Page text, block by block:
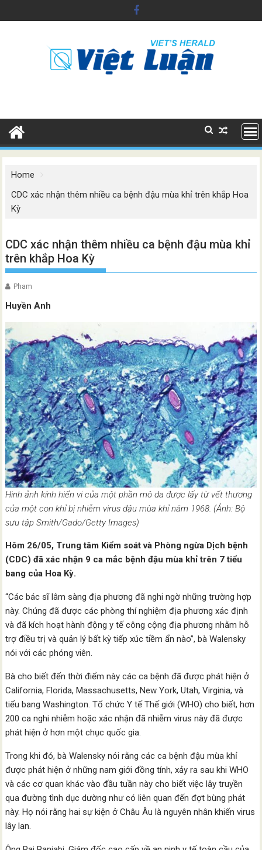
to
Home
CDC xác nhận thêm nhiều ca bệnh đậu mùa khỉ trên khắp Hoa
Kỳ
CDC xác nhận thêm nhiều ca bệnh đậu mùa khỉ
trên khắp Hoa Kỳ
Pham
Huyền Anh
Hình ảnh kính hiển vi của một phần mô da được lấy từ vết thương
của một con khỉ bị nhiễm virus đậu mùa khỉ năm 1968. (Ảnh: Bộ
sưu tập Smith/Gado/Getty Images)
Hôm 26/05, Trung tâm Kiểm soát và Phòng ngừa Dịch bệnh
(CDC) đã xác nhận 9 ca mắc bệnh đậu mùa khỉ trên 7 tiểu
bang của Hoa Kỳ.
“Các bác sĩ lâm sàng địa phương đã nghi ngờ những trường hợp
này. Chúng đã được các phòng thí nghiệm địa phương xác định
và đã kích hoạt hành động y tế công cộng địa phương nhằm hỗ
trợ điều trị và quản lý bất kỳ tiếp xúc tiềm ẩn nào”, bà Walensky
nói với các phóng viên.
Bà cho biết đến thời điểm này các ca bệnh đã được phát hiện ở
California, Florida, Massachusetts, New York, Utah, Virginia, và
tiểu bang Washington. Tổ chức Y tế Thế giới (WHO) cho biết, hơn
200 ca nghi nhiễm hoặc xác nhận đã nhiễm virus này đã được
phát hiện ở hơn một chục quốc gia.
Trong khi đó, bà Walensky nói rằng các ca bệnh đậu mùa khỉ
được phát hiện ở những nam giới đồng tính, xảy ra sau khi WHO
và các cơ quan khác vào đầu tuần này cho biết việc lây truyền
qua đường tình dục dường như có liên quan đến đợt bùng phát
này. Họ nói rằng hai sự kiện ở Châu Âu là nguyên nhân khiến virus
lây lan.